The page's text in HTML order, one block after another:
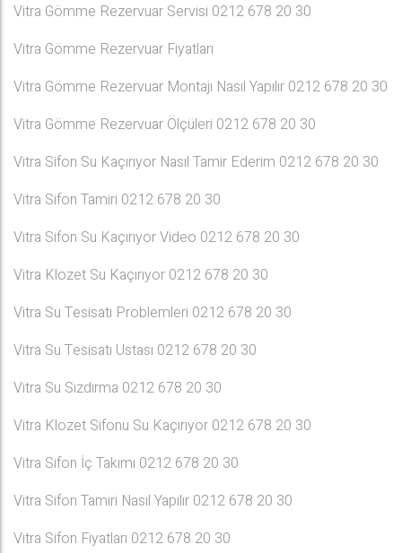
Vitra Gömme Rezervuar Servisi 0212 678 20 30
Vitra Gömme Rezervuar Fiyatları
Vitra Gömme Rezervuar Montajı Nasıl Yapılır 0212 678 20 30
Vitra Gömme Rezervuar Ölçüleri 0212 678 20 30
Vitra Sifon Su Kaçırıyor Nasıl Tamir Ederim 0212 678 20 30
Vitra Sifon Tamiri 0212 678 20 30
Vitra Sifon Su Kaçırıyor Video 0212 678 20 30
Vitra Klozet Su Kaçırıyor 0212 678 20 30
Vitra Su Tesisatı Problemleri 0212 678 20 30
Vitra Su Tesisatı Ustası 0212 678 20 30
Vitra Su Sızdırma 0212 678 20 30
Vitra Klozet Sifonu Su Kaçırıyor 0212 678 20 30
Vitra Sifon İç Takımı 0212 678 20 30
Vitra Sifon Tamiri Nasıl Yapılır 0212 678 20 30
Vitra Sifon Fiyatları 0212 678 20 30